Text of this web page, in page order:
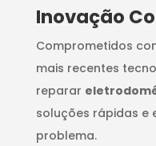
Inovação
Comprometidos
mais recentes
reparar
soluções rápidas e
problema.